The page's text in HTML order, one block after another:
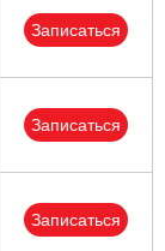
Записаться
Записаться
Записаться